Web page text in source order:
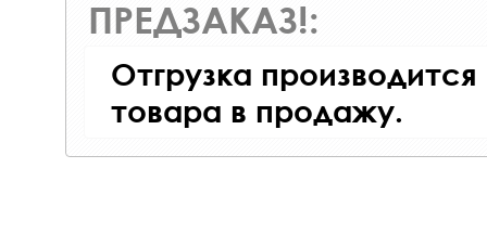
ПРЕДЗАКАЗ!:
Отгрузка
товара в продажу.